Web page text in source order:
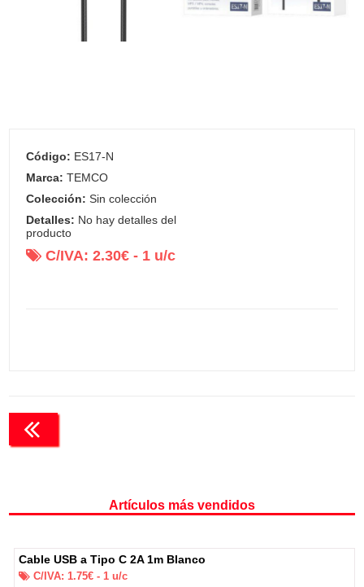
Código: ES17-N
Marca: TEMCO
Colección: Sin colección
Detalles: No hay detalles del
producto
C/IVA:2.30€ - 1 u/c
Artículos más vendidos
Cable USB a Tipo C 2A 1m Blanco
C/IVA: 1.75€ - 1u/c